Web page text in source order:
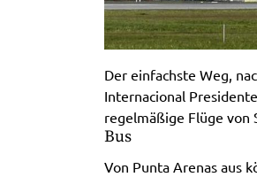
Der einfachste Weg,
Internacional
regelmäßige Flüge von
Bus
Von Punta Arenas aus